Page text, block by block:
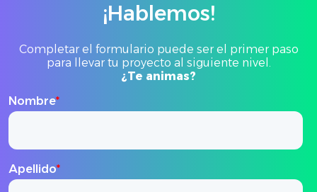
¡Hablemos!
Completar el formulario puede ser el primer paso
para llevar tu proyecto al siguiente nivel.
¿Te animas?